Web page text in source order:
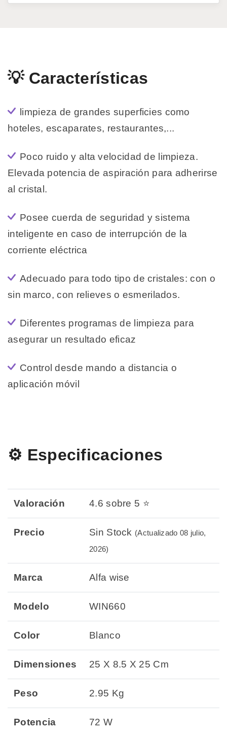
💡 Características
limpieza de grandes superficies como
hoteles, escaparates, restaurantes,...
Poco ruido y alta velocidad de limpieza.
Elevada potencia de aspiración para adherirse
al cristal.
Posee cuerda de seguridad y sistema
inteligente en caso de interrupción de la
corriente eléctrica
Adecuado para todo tipo de cristales: con o
sin marco, con relieves o esmerilados.
Diferentes programas de limpieza para
asegurar un resultado eficaz
Control desde mando a distancia o
aplicación móvil
⚙️ Especificaciones
Valoración 4.6 sobre 5 ⭐
Precio Sin Stock (Actualizado 08 julio,
2026)
Marca Alfa wise
Modelo WIN660
Color Blanco
Dimensiones 25 X 8.5 X 25 Cm
Peso 2.95 Kg
Potencia 72 W